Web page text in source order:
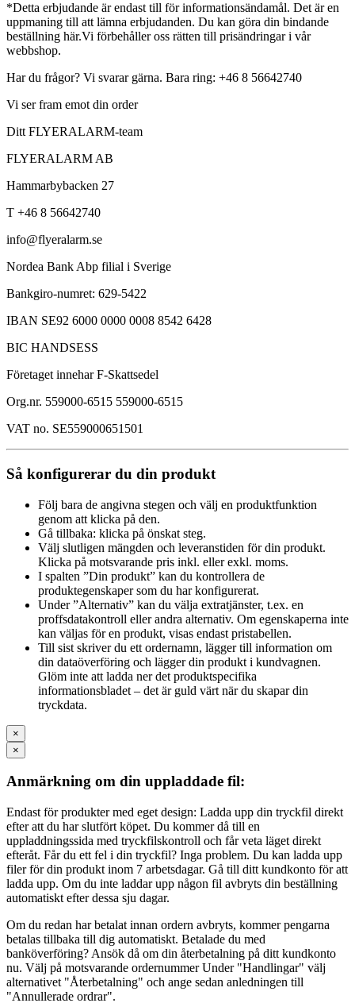
*Detta erbjudande är endast till för informationsändamål. Det är en
uppmaning till att lämna erbjudanden. Du kan göra din bindande
beställning här.Vi förbehåller oss rätten till prisändringar i vår
webbshop.
Har du frågor? Vi svarar gärna. Bara ring: +46 8 56642740
Vi ser fram emot din order
Ditt FLYERALARM-team
FLYERALARM AB
Hammarbybacken 27
T +46 8 56642740
info@flyeralarm.se
Nordea Bank Abp filial i Sverige
Bankgiro-numret: 629-5422
IBAN SE92 6000 0000 0008 8542 6428
BIC HANDSESS
Företaget innehar F-Skattsedel
Org.nr. 559000-6515 559000-6515
VAT no. SE559000651501
Så konfigurerar du din produkt
Följ bara de angivna stegen och välj en produktfunktion
genom att klicka på den.
Gå tillbaka: klicka på önskat steg.
Välj slutligen mängden och leveranstiden för din produkt.
Klicka på motsvarande pris inkl. eller exkl. moms.
I spalten ”Din produkt” kan du kontrollera de
produktegenskaper som du har konfigurerat.
Under ”Alternativ” kan du välja extratjänster, t.ex. en
proffsdatakontroll eller andra alternativ. Om egenskaperna inte
kan väljas för en produkt, visas endast pristabellen.
Till sist skriver du ett ordernamn, lägger till information om
din dataöverföring och lägger din produkt i kundvagnen.
Glöm inte att ladda ner det produktspecifika
informationsbladet – det är guld värt när du skapar din
tryckdata.
×
×
Anmärkning om din uppladdade fil:
Endast för produkter med eget design: Ladda upp din tryckfil direkt
efter att du har slutfört köpet. Du kommer då till en
uppladdningssida med tryckfilskontroll och får veta läget direkt
efteråt. Får du ett fel i din tryckfil? Inga problem. Du kan ladda upp
filer för din produkt inom 7 arbetsdagar. Gå till ditt kundkonto för att
ladda upp. Om du inte laddar upp någon fil avbryts din beställning
automatiskt efter dessa sju dagar.
Om du redan har betalat innan ordern avbryts, kommer pengarna
betalas tillbaka till dig automatiskt. Betalade du med
banköverföring? Ansök då om din återbetalning på ditt kundkonto
nu. Välj på motsvarande ordernummer Under "Handlingar" välj
alternativet "Återbetalning" och ange sedan anledningen till
"Annullerade ordrar".